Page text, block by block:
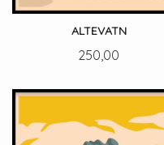
ALTEVATN
Pris
250,00
LES MER